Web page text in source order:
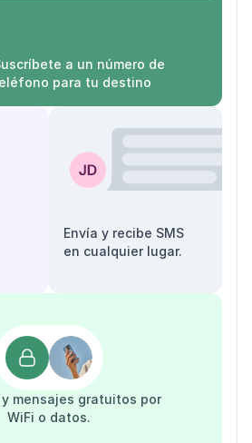
a un número de
para tu destino
Envía y recibe SMS
en cualquier lugar.
y mensajes gratuitos por
WiFi o datos.